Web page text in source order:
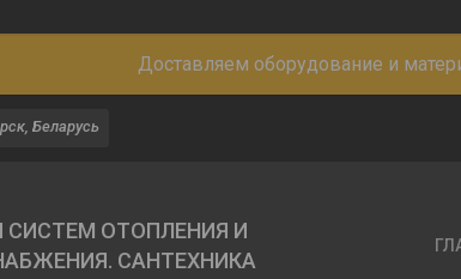
Доставляем оборудование и
Беларусь
СИСТЕМ ОТОПЛЕНИЯ И
САНТЕХНИКА